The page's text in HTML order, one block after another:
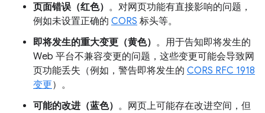
页面错误（红色） 。对网页功能有直接影响的问题，
例如未设置正确的 CORS 标头等。
即将发生的重大变更（黄色） 。用于告知即将发生的
Web 平台不兼容变更的问题，这些变更可能会导致网
页功能丢失（例如，警告即将发生的 CORS RFC 1918
变更）。
可能的改进（蓝色） 。网页上可能存在改进空间，但